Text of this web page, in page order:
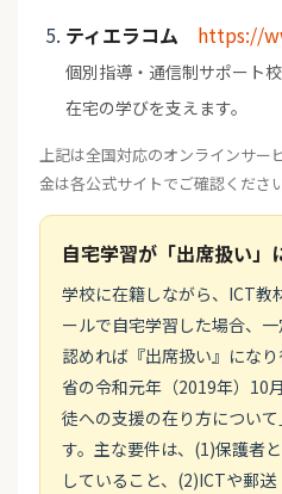
ティエラコム https://
個別指導・通信制サポート
在宅の学びを支えます。
上記は全国対応のオンラインサー
金は各公式サイトでご確認ください
自宅学習が「出席扱い」
学校に在籍しながら、ICT教
ールで自宅学習した場合、
認めれば『出席扱い』にな
省の令和元年（2019年）10
徒への支援の在り方につい
す。主な要件は、(1)保護者
していること、(2)ICTや郵